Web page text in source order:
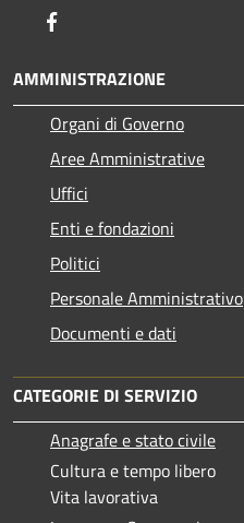
AMMINISTRAZIONE
Organi di Governo
Aree Amministrative
Uffici
Enti e fondazioni
Politici
Personale Amministrativo
Documenti e dati
CATEGORIE DI SERVIZIO
Anagrafe e stato civile
Cultura e tempo libero
Vita lavorativa